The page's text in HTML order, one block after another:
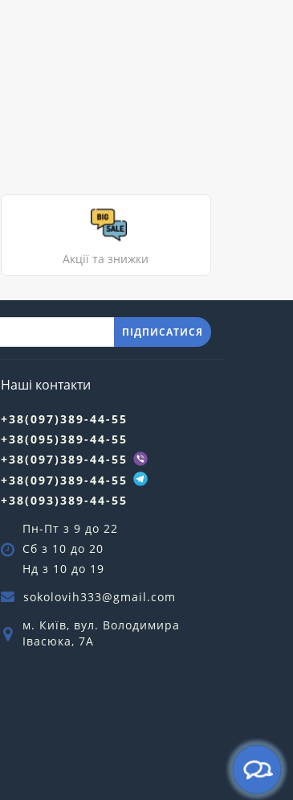
Акції та знижки
ПІДПИСАТИСЯ
Наші контакти
+38(097)389-44-55
+38(095)389-44-55
+38(097)389-44-55
+38(097)389-44-55
+38(093)389-44-55
Пн-Пт з 9 до 22
Сб з 10 до 20
Нд з 10 до 19
sokolovih333@gmail.com
м. Київ, вул. Володимира
Івасюка, 7А